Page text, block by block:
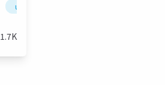
ue5
1.7K